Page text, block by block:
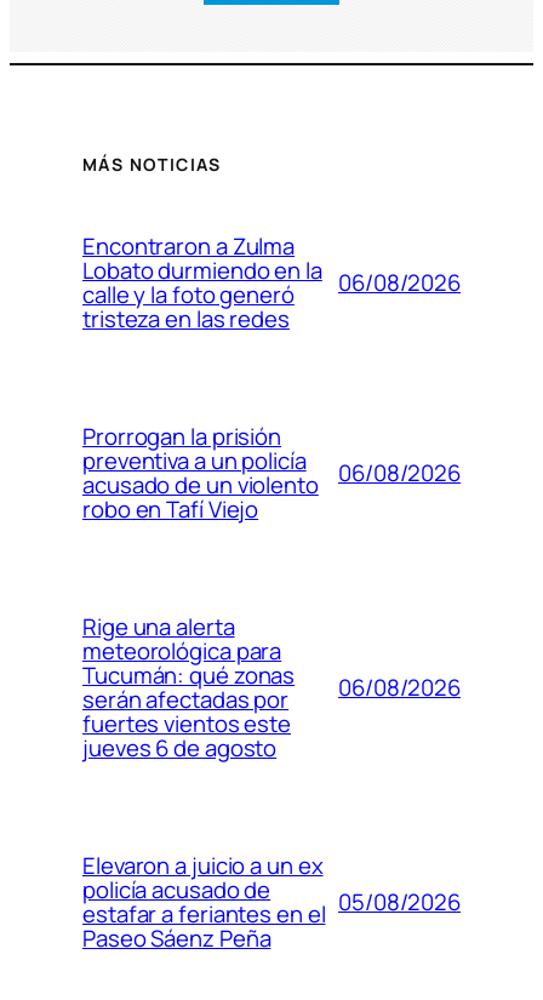
MÁS NOTICIAS
Encontraron a Zulma
Lobato durmiendo en la
calle y la foto generó
tristeza en las redes
06/08/2026
Prorrogan la prisión
preventiva a un policía
acusado de un violento
robo en Tafí Viejo
06/08/2026
Rige una alerta
meteorológica para
Tucumán: qué zonas
serán afectadas por
fuertes vientos este
jueves 6 de agosto
06/08/2026
Elevaron a juicio a un ex
policía acusado de
estafar a feriantes en el
Paseo Sáenz Peña
05/08/2026